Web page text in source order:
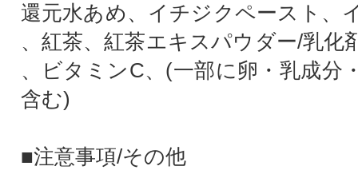
還元水あめ、イチジクペースト、
、紅茶、紅茶エキスパウダー/乳化
、ビタミンC、(一部に卵・乳成分
含む)
■注意事項/その他